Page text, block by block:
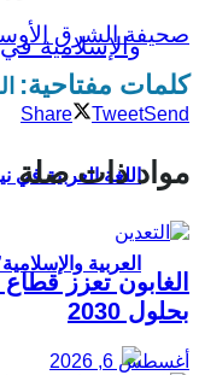
اللغة العربية في
العربية
صحيفة الشرق
كلمات مفتاحية:
Share TweetSend
مواد ذات صلة
بحلول 2030
أغسطس 6, 2026